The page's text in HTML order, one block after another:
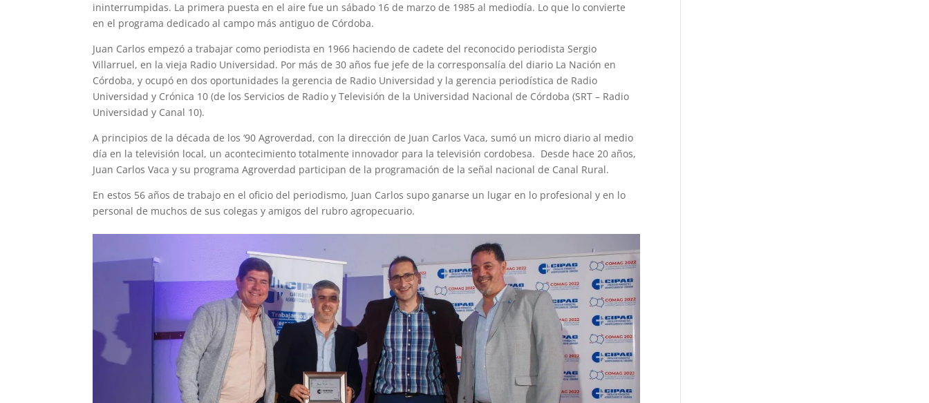
ininterrumpidas. La primera puesta en el aire fue un sábado 16 de marzo de 1985 al mediodía. Lo que lo convierte
en el programa dedicado al campo más antiguo de Córdoba.
Juan Carlos empezó a trabajar como periodista en 1966 haciendo de cadete del reconocido periodista Sergio
Villarruel, en la vieja Radio Universidad. Por más de 30 años fue jefe de la corresponsalía del diario La Nación en
Córdoba, y ocupó en dos oportunidades la gerencia de Radio Universidad y la gerencia periodística de Radio
Universidad y Crónica 10 (de los Servicios de Radio y Televisión de la Universidad Nacional de Córdoba (SRT – Radio
Universidad y Canal 10).
A principios de la década de los ‘90 Agroverdad, con la dirección de Juan Carlos Vaca, sumó un micro diario al medio
día en la televisión local, un acontecimiento totalmente innovador para la televisión cordobesa. Desde hace 20 años,
Juan Carlos Vaca y su programa Agroverdad participan de la programación de la señal nacional de Canal Rural.
En estos 56 años de trabajo en el oficio del periodismo, Juan Carlos supo ganarse un lugar en lo profesional y en lo
personal de muchos de sus colegas y amigos del rubro agropecuario.